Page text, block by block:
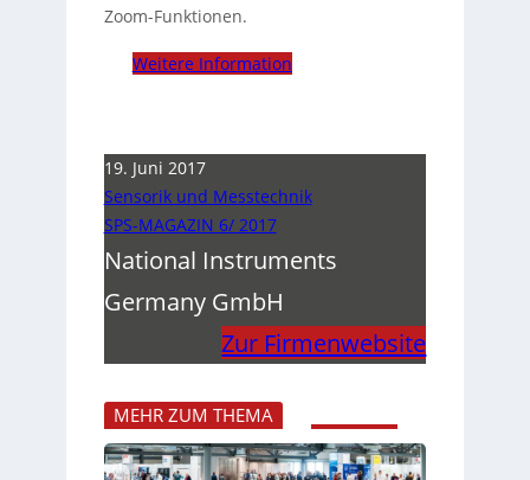
Zoom-Funktionen.
Weitere Information
19. Juni 2017
Sensorik und Messtechnik
SPS-MAGAZIN 6/ 2017
National Instruments
Germany GmbH
Zur Firmenwebsite
MEHR ZUM THEMA